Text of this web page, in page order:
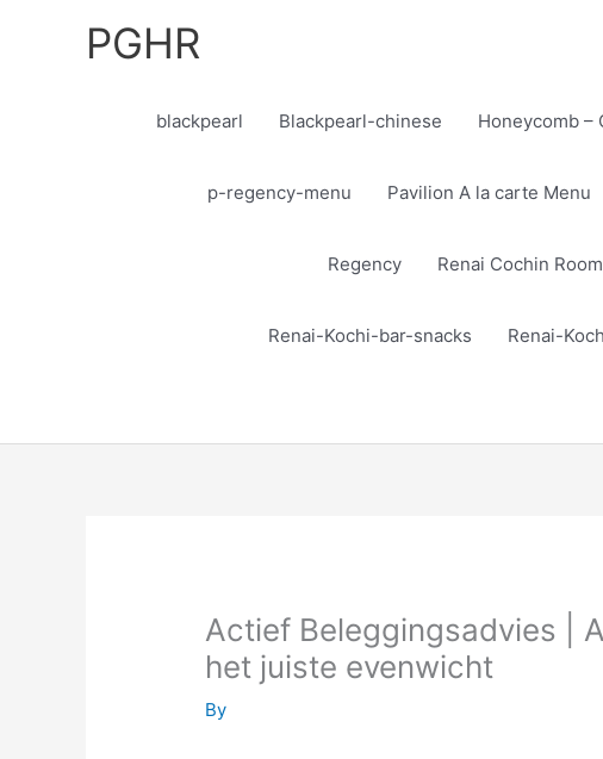
PGHR
blackpearl Blackpearl-chinese Honeycomb –
p-regency-menu Pavilion A la carte Menu
Regency Renai Cochin
Renai-Kochi-bar-snacks Renai-
Actief Beleggingsadvies |
het juiste evenwicht
By